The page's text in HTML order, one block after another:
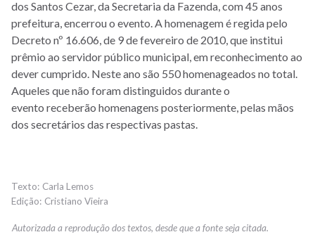
dos Santos Cezar, da Secretaria da Fazenda, com 45 anos
prefeitura, encerrou o evento. A homenagem é regida pelo
Decreto nº 16.606, de 9 de fevereiro de 2010, que institui
prêmio ao servidor público municipal, em reconhecimento ao
dever cumprido. Neste ano são 550 homenageados no total.
Aqueles que não foram distinguidos durante o
evento receberão homenagens posteriormente, pelas mãos
dos secretários das respectivas pastas.
Carla Lemos
Cristiano Vieira